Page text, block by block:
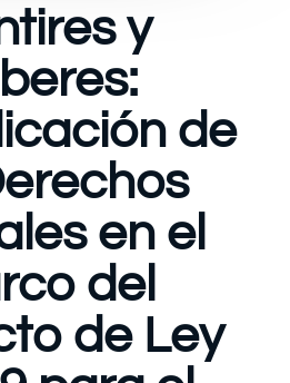
y
de
en el
del
de Ley